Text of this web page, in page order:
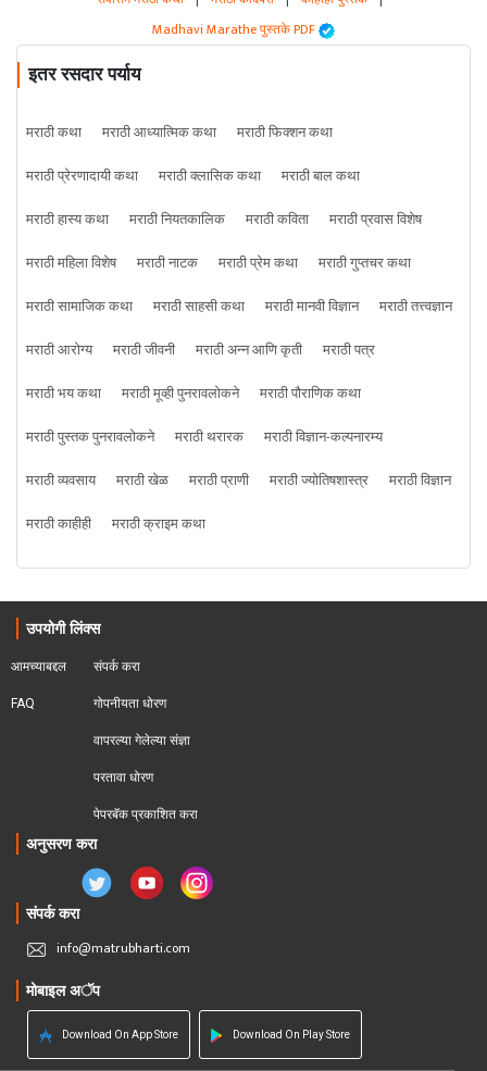
Madhavi Marathe पुस्तके PDF
इतर रसदार पर्याय
मराठी कथा मराठी आध्यात्मिक कथा
मराठी फिक्शन कथा
मराठी प्रेरणादायी कथा
मराठी क्लासिक कथा
मराठी बाल कथा
मराठी हास्य कथा
मराठी नियतकालिक मराठी कविता
मराठी प्रवास विशेष
मराठी महिला विशेष
मराठी नाटक मराठी प्रेम कथा
मराठी गुप्तचर कथा
मराठी सामाजिक कथा
मराठी साहसी कथा मराठी मानवी विज्ञान
मराठी तत्त्वज्ञान
मराठी आरोग्य
मराठी जीवनी मराठी अन्न आणि कृती
मराठी पत्र
मराठी भय कथा
मराठी मूव्ही पुनरावलोकने
मराठी पौराणिक कथा
मराठी पुस्तक पुनरावलोकने
मराठी थरारक
मराठी विज्ञान-कल्पनारम्य
मराठी व्यवसाय
मराठी खेळ मराठी प्राणी मराठी ज्योतिषशास्त्र
मराठी विज्ञान
मराठी काहीही
मराठी क्राइम कथा
उपयोगी लिंक्स
आमच्याबद्दल
FAQ
संपर्क करा
गोपनीयता धोरण
वापरल्या गेलेल्या संज्ञा
परतावा धोरण
पेपरबॅक प्रकाशित करा
अनुसरण करा
संपर्क करा
info@matrubharti.com
मोबाइल अॅप
Download On App Store Download On Play Store